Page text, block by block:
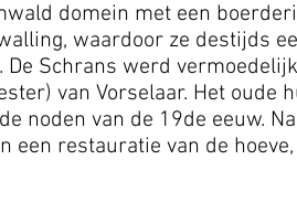
domein met een
waardoor ze destijds
Schrans werd
van Vorselaar. Het
noden van de 19de eeuw.
een restauratie van de